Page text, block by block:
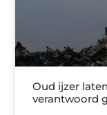
Oud ijzer
verantwoord